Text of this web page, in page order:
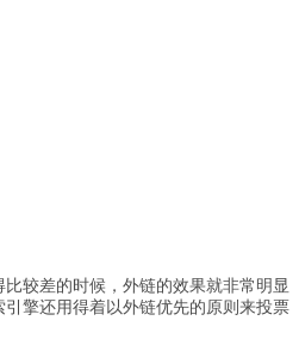
较差的时候，外链的效果就非常明显
擎还用得着以外链优先的原则来投票